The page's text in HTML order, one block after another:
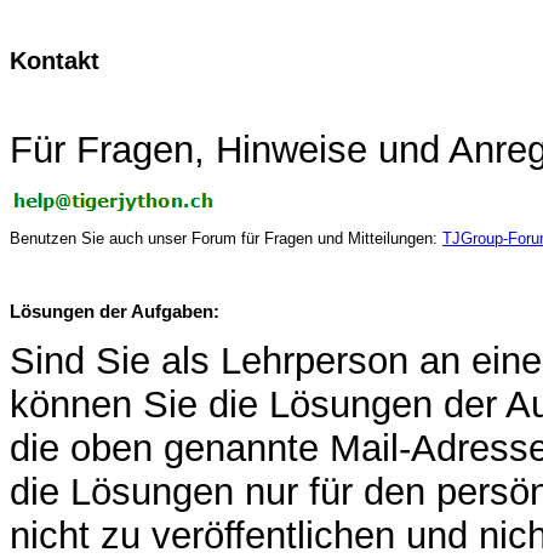
Kontakt
Für Fragen, Hinweise und
Benutzen Sie auch unser Forum für Fragen und Mitteilungen: TJGroup-
Lösungen der Aufgaben:
Sind Sie als Lehrperson an
können Sie die Lösungen der
die oben genannte Mail-
die Lösungen nur für den
nicht zu veröffentlichen und